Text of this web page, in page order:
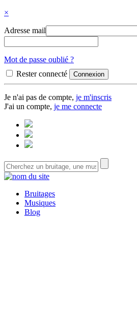
×
Adresse mail
Mot de passe oublié ?
Rester connecté
Je n'ai pas de compte, je m'inscris
J'ai un compte, je me connecte
Bruitages
Musiques
Blog